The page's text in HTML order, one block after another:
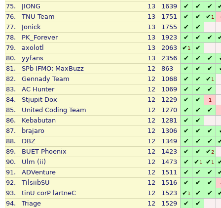
75.
JIONG 13 1639 ✔ ✔ ✔
76.
TNU Team 13 1751 ✔ ✔ ✔1
77. Jonick 13 1755 ✔
✔
78.
PK_Forever 13 1923 ✔ ✔ ✔
79.
axolotl 13 2063 ✔1
✔
80.
yyfans 13 2356 ✔ ✔ ✔
81.
SPb IFMO: MaxBuzz 12 863 ✔ ✔ ✔
82.
Gennady Team 12 1068 ✔ ✔ ✔1
83. AC Hunter 12 1069 ✔ ✔
✔
84.
Stjupit Dox 12 1229 ✔ ✔ 1
85. United Coding Team 12 1270 ✔ ✔ ✔
86. Kebabutan 12 1281 ✔
✔
87.
brajaro 12 1306 ✔ ✔ ✔
88.
DBZ 12 1349 ✔ ✔ ✔
89.
BUET Phoenix 12 1423 ✔ ✔ ✔2
90. Ulm (ii) 12 1473 ✔ ✔1 ✔1
91.
ADVenture 12 1511 ✔ ✔ ✔
92.
TilsiibSU 12 1516 ✔ ✔ ✔
93. tinU corP lartneC 12 1523 ✔1 ✔ ✔
94.
Triage 12 1529 ✔
✔